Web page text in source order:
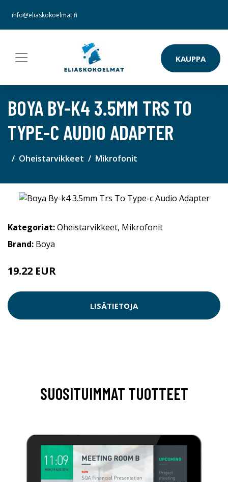
info@eliaskokoelmat.fi
KAUPPA
BOYA BY-K4 3.5MM TRS TO
TYPE-C AUDIO ADAPTER
Oheistarvikkeet Mikrofonit
Kategoriat:Oheistarvikkeet, Mikrofonit
Brand: Boya
19.22 EUR
LISÄTIETOJA
SUOSITUIMMAT TUOTTEET